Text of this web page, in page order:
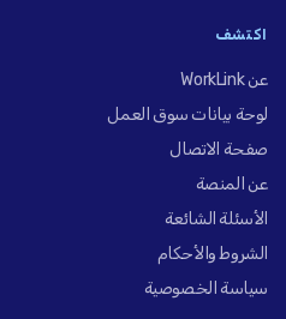
اكتشف
عن WorkLink
لوحة بيانات سوق العمل
صفحة الاتصال
عن المنصة
الأسئلة الشائعة
الشروط والأحكام
سياسة الخصوصية